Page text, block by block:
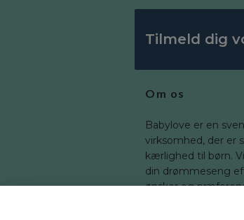
Tilmeld dig
Om os
Babylove er en
virksomhed, der er
kærlighed til børn.
din drømmeseng
ønsker og